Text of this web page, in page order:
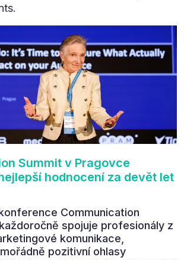
Summit v Pragovce
hodnocení za devět let
Communication
spojuje profesionály z
komunikace,
pozitivní ohlasy